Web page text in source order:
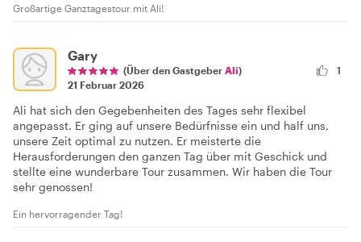
Großartige Ganztagestour mit Ali!
Gary
(Über den Gastgeber Ali)
21 Februar 2026
1
Ali hat sich den Gegebenheiten des Tages sehr flexibel
angepasst. Er ging auf unsere Bedürfnisse ein und half uns,
unsere Zeit optimal zu nutzen. Er meisterte die
Herausforderungen den ganzen Tag über mit Geschick und
stellte eine wunderbare Tour zusammen. Wir haben die Tour
sehr genossen!
Ein hervorragender Tag!